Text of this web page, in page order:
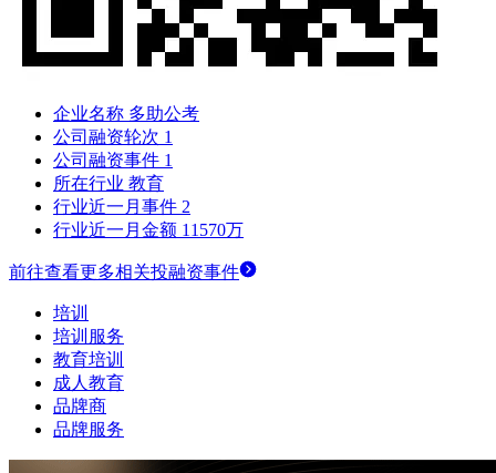
企业名称 多助公考
公司融资轮次 1
公司融资事件 1
所在行业 教育
行业近一月事件 2
行业近一月金额 11570万
前往查看更多相关投融资事件
培训
培训服务
教育培训
成人教育
品牌商
品牌服务